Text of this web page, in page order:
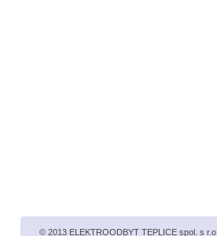
© 2013 ELEKTROODBYT TEPLICE spol. s r.o.